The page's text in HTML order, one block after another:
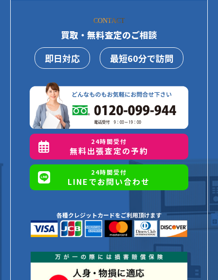
CONTACT
買取・無料査定のご相談
即日対応
最短60分で訪問
24時間受付
無料出張査定の予約
24時間受付
LINEでお問い合わせ
各種クレジットカードをご利用頂けます